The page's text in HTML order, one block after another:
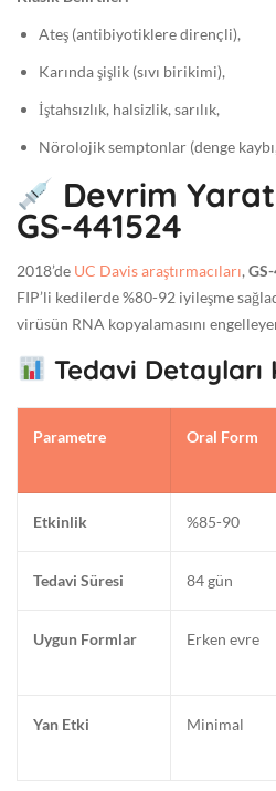
Ateş (antibiyotiklere dirençli),
Karında şişlik (sıvı birikimi),
İştahsızlık, halsizlik, sarılık,
Nörolojik semptonlar (denge
Devrim
GS-441524
2018’de UC Davis araştırmacıları,
FIP’li kedilerde %80-92 iyileşme
virüsün RNA kopyalamasını
Tedavi Detayları
Parametre Oral Form
Etkinlik %85-90
Tedavi Süresi 84 gün
Uygun Formlar Erken evre
Yan Etki Minimal